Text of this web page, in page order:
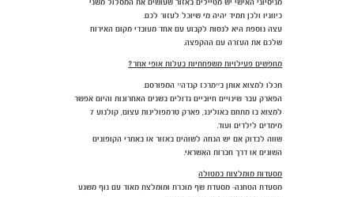
מניסיוני האישי יש מטיילים באזור שעושים את המסלול משני
כיווניו ולכן תמיד יהיה מי שיוכל לעזור לכם.
עצה נוספת היא לנסות לקבוע עם אחד מעובדי מקום האירוח
שלכם את העזרה עם ההקפצה.
מחפשים פעילויות משפחתיות בעלות אופי אחר?
תכלו למצוא אותן ב״מרכז קנדה״ המפורסם.
הפארק עבר שינויים חיוביים גדולים בשנים האחרונות והיום אפשר
למצוא בו מתחם באולינג, פארק טרמפולינות עצום, קולנוע 7
מימדים לילדים ועוד.
שווה לבדוק אם יש הנחה לשוהים באזור או באתרי הקופונים
השונים או דרך חברות האשראי.
מסעדות מומלצות במטולה
מסעדת הטחנה- מסעדת שף מוכרת ומומלצת מאוד עם נוף משגע